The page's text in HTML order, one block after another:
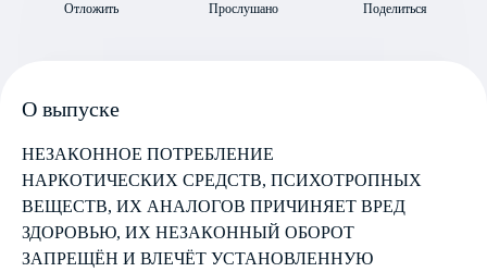
Отложить Прослушано Поделиться
О выпуске
НЕЗАКОННОЕ ПОТРЕБЛЕНИЕ
НАРКОТИЧЕСКИХ СРЕДСТВ, ПСИХОТРОПНЫХ
ВЕЩЕСТВ, ИХ АНАЛОГОВ ПРИЧИНЯЕТ ВРЕД
ЗДОРОВЬЮ, ИХ НЕЗАКОННЫЙ ОБОРОТ
ЗАПРЕЩЁН И ВЛЕЧЁТ УСТАНОВЛЕННУЮ